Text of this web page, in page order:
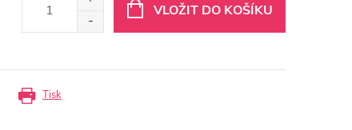
VLOŽIT DO KOŠÍKU
Tisk